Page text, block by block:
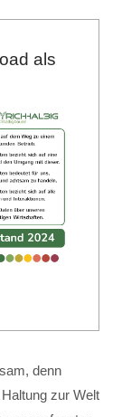
als
denn
zur Welt